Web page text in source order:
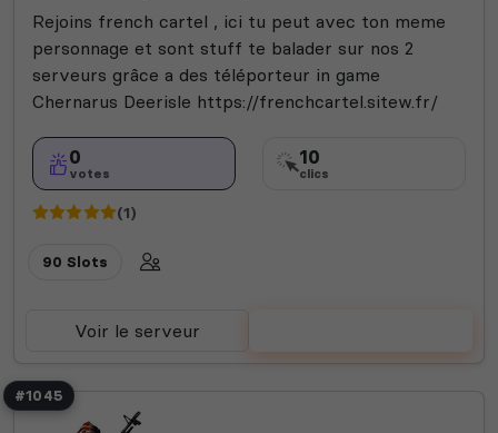
Rejoins french cartel , ici tu peut avec ton meme
personnage et sont stuff te balader sur nos 2
serveurs grâce a des téléporteur in game
Chernarus Deerisle https://frenchcartel.sitew.fr/
0
votes
10
clics
(1)
90 Slots
Voir le serveur
#1045